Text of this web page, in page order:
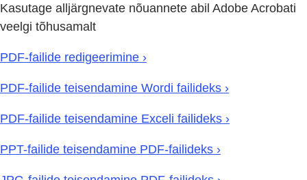
Kasutage alljärgnevate nõuannete abil Adobe Acrobati
veelgi tõhusamalt
PDF-failide redigeerimine ›
PDF-failide teisendamine Wordi failideks ›
PDF-failide teisendamine Exceli failideks ›
PPT-failide teisendamine PDF-failideks ›